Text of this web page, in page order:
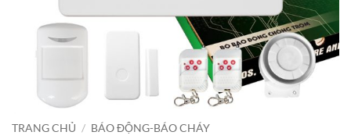
TRANG CHỦ / BÁO ĐỘNG-BÁO CHÁY